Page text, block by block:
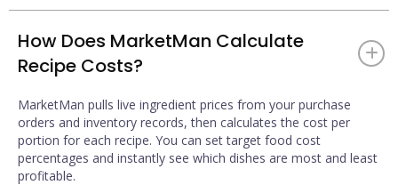
menu item by tracking the price of every ingredient in real time.
MarketMan's recipe costing tool links directly to your live
inventory prices so costs update automatically when supplier
How Does MarketMan Calculate
Recipe Costs?
+
MarketMan pulls live ingredient prices from your purchase
orders and inventory records, then calculates the cost per
portion for each recipe. You can set target food cost
percentages and instantly see which dishes are most and least
profitable.